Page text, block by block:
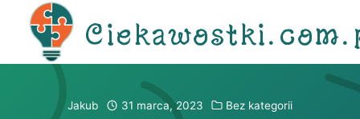
Przejdź
Jakub 31 marca, 2023 Bez kategorii